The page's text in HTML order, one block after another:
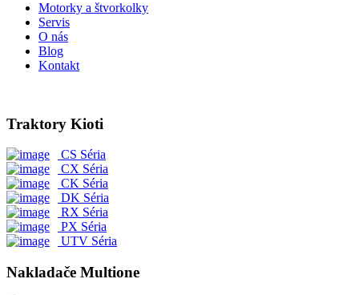
Motorky a štvorkolky
Servis
O nás
Blog
Kontakt
Traktory Kioti
CS Séria
CX Séria
CK Séria
DK Séria
RX Séria
PX Séria
UTV Séria
Nakladače Multione